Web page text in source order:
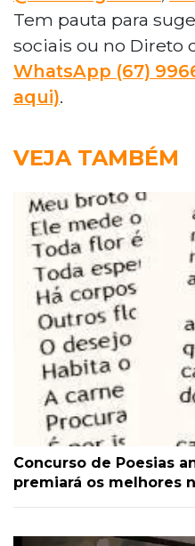
Tem pauta para
sociais ou no Direto
WhatsApp (67)
aqui).
VEJA TAMBÉM
Concurso de Poesias
premiará os melhores